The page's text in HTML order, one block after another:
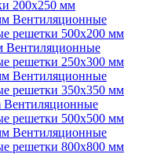
200х250 мм
Вентиляционные
решетки 500х200 мм
Вентиляционные
решетки 250х300 мм
Вентиляционные
решетки 350х350 мм
Вентиляционные
решетки 500х500 мм
Вентиляционные
решетки 800х800 мм